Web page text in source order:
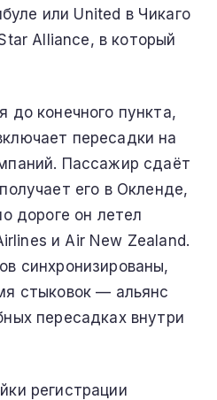
или United в Чикаго
Alliance, в который
до конечного пункта,
пересадки на
Пассажир сдаёт
его в Окленде,
дороге он летел
и Air New Zealand.
синхронизированы,
стыковок — альянс
пересадках внутри
регистрации